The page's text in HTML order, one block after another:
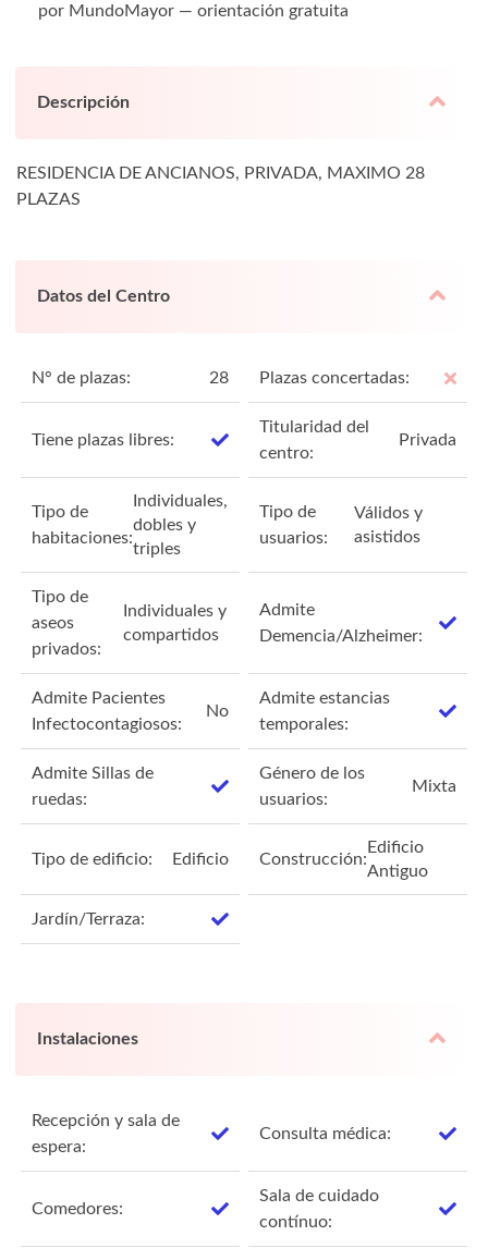
por MundoMayor — orientación gratuita
Descripción
RESIDENCIA DE ANCIANOS, PRIVADA, MAXIMO 28
PLAZAS
Datos del Centro
N° de plazas: 28 Plazas concertadas:
Tiene plazas libres:
Titularidad del
centro:
Privada
Tipo de
habitaciones:
Individuales,
dobles y
triples
Tipo de
usuarios:
Válidos y
asistidos
Tipo de
aseos
privados:
Individuales y
compartidos
Admite
Demencia/Alzheimer:
Admite Pacientes
Infectocontagiosos:
No
Admite estancias
temporales:
Admite Sillas de
ruedas:
Género de los
usuarios:
Mixta
Tipo de edificio: Edificio Construcción:
Edificio
Antiguo
Jardín/Terraza:
Instalaciones
Recepción y sala de
espera:
Consulta médica:
Comedores:
Sala de cuidado
contínuo: